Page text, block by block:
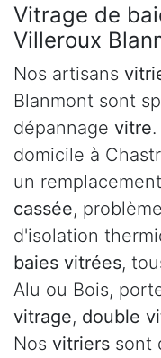
Vitrage de
Villeroux
Nos artisans
Blanmont sont
dépannage vitre
domicile à
un
cassée,
d'isolation
baies vitrées,
Alu ou Bois,
vitrage, double
Nos vitriers sont